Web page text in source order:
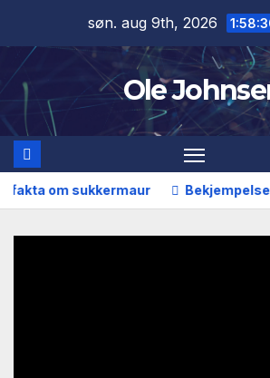
content
søn. aug 9th, 2026
Ole
om sukkermaur Bekjempelse